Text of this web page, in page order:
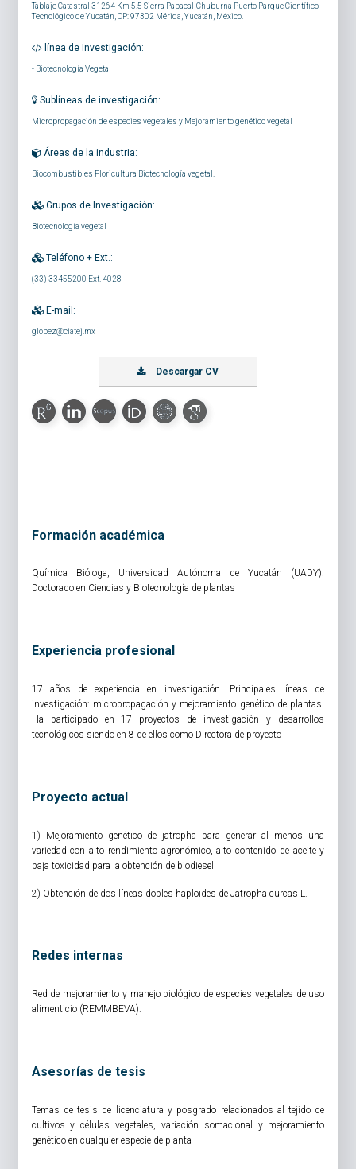
Tablaje Catastral 31264 Km 5.5 Sierra Papacal-Chuburna Puerto Parque Científico
Tecnológico de Yucatán, CP: 97302 Mérida, Yucatán, México.
línea de Investigación:
- Biotecnología Vegetal
Sublíneas de investigación:
Micropropagación de especies vegetales y Mejoramiento genético vegetal
Áreas de la industria:
Biocombustibles Floricultura Biotecnología vegetal.
Grupos de Investigación:
Biotecnología vegetal
Teléfono + Ext.:
(33) 33455200 Ext. 4028
E-mail:
glopez@ciatej.mx
Descargar CV
Formación académica
Química Bióloga, Universidad Autónoma de Yucatán (UADY).
Doctorado en Ciencias y Biotecnología de plantas
Experiencia profesional
17 años de experiencia en investigación. Principales líneas de
investigación: micropropagación y mejoramiento genético de plantas.
Ha participado en 17 proyectos de investigación y desarrollos
tecnológicos siendo en 8 de ellos como Directora de proyecto
Proyecto actual
1) Mejoramiento genético de jatropha para generar al menos una
variedad con alto rendimiento agronómico, alto contenido de aceite y
baja toxicidad para la obtención de biodiesel
2) Obtención de dos líneas dobles haploides de Jatropha curcas L.
Redes internas
Red de mejoramiento y manejo biológico de especies vegetales de uso
alimenticio (REMMBEVA).
Asesorías de tesis
Temas de tesis de licenciatura y posgrado relacionados al tejido de
cultivos y células vegetales, variación somaclonal y mejoramiento
genético en cualquier especie de planta